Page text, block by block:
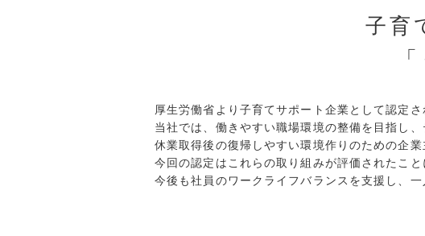
子育
厚生労働省より子育てサポート企業として認定
当社では、働きやすい職場環境の整備を目指し
休業取得後の復帰しやすい環境作りのための企
今回の認定はこれらの取り組みが評価されたこと
今後も社員のワークライフバランスを支援し、